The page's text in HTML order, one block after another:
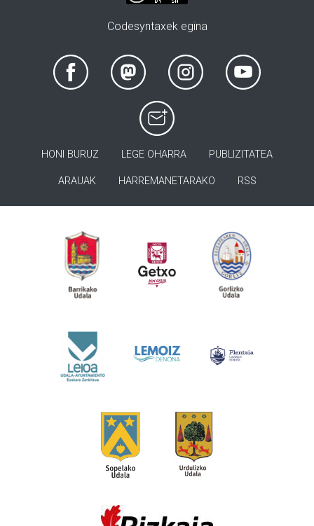
Codesyntaxek egina
HONI BURUZ LEGE OHARRA PUBLIZITATEA
ARAUAK HARREMANETARAKO RSS